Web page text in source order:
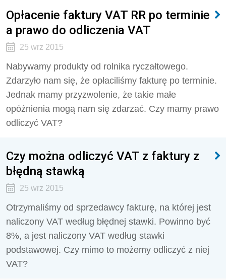
Opłacenie faktury VAT RR po terminie
a prawo do odliczenia VAT
25 wrz 2015
Nabywamy produkty od rolnika ryczałtowego.
Zdarzyło nam się, że opłaciliśmy fakturę po terminie.
Jednak mamy przyzwolenie, że takie małe
opóźnienia mogą nam się zdarzać. Czy mamy prawo
odli­czyć VAT?
Czy można odliczyć VAT z faktury z
błędną stawką
25 wrz 2015
Otrzymaliśmy od sprzedawcy fakturę, na której jest
naliczony VAT według błędnej stawki. Powinno być
8%, a jest naliczony VAT według stawki
podstawowej. Czy mimo to możemy odliczyć z niej
VAT?